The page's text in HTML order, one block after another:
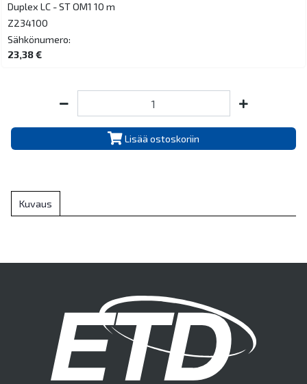
Duplex LC - ST OM1 10 m
Z234100
Sähkönumero:
23,38 €
Lisää ostoskoriin
Kuvaus